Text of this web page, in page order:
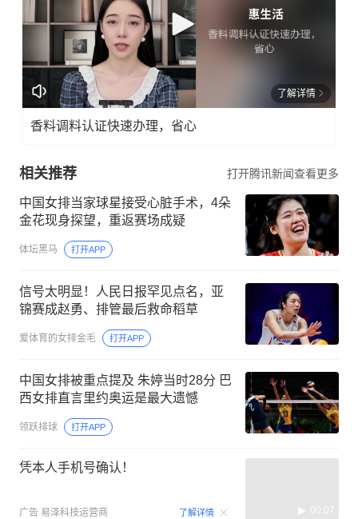
了解详情
香料调料认证快速办理，省心
相关推荐 打开腾讯新闻查看更多
中国女排当家球星接受心脏手术，4朵
金花现身探望，重返赛场成疑
体坛黑马 打开APP
信号太明显！人民日报罕见点名，亚
锦赛成赵勇、排管最后救命稻草
爱体育的女排金毛 打开APP
中国女排被重点提及 朱婷当时28分 巴
西女排直言里约奥运是最大遗憾
领跃排球 打开APP
凭本人手机号确认！
广告 易泽科技运营商 了解详情 00:07